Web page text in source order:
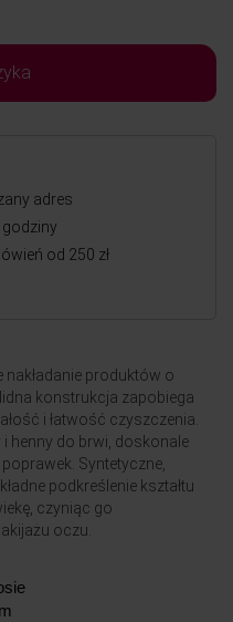
adres
od 250 zł
nakładanie produktów o
konstrukcja zapobiega
i łatwość czyszczenia.
henny do brwi, doskonale
Syntetyczne,
podkreślenie kształtu
czyniąc go
oczu.